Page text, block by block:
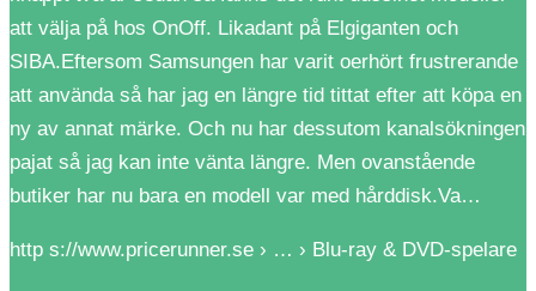
att välja på hos OnOff. Likadant på Elgiganten och
SIBA.Eftersom Samsungen har varit oerhört frustrerande
att använda så har jag en längre tid tittat efter att köpa en
ny av annat märke. Och nu har dessutom kanalsökningen
pajat så jag kan inte vänta längre. Men ovanstående
butiker har nu bara en modell var med hårddisk.Va…
http s://www.pricerunner.se › … › Blu-ray & DVD-spelare